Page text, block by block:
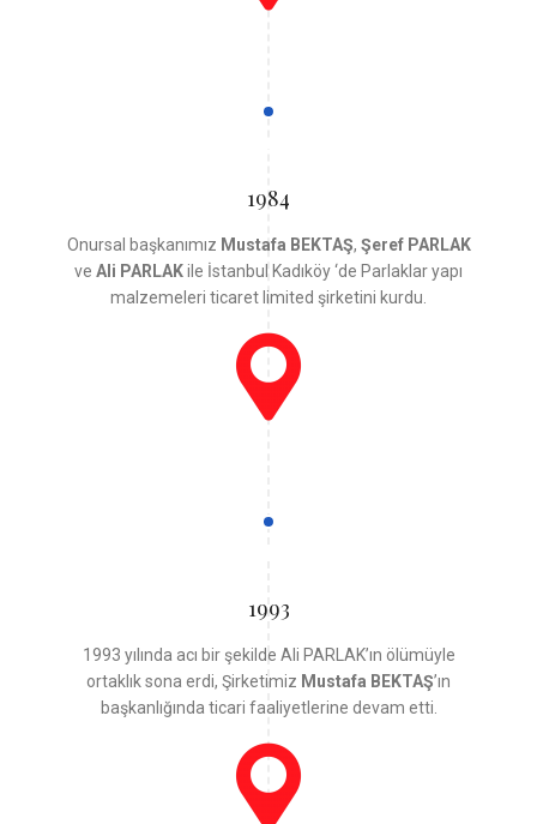
1984
Onursal başkanımız Mustafa BEKTAŞ, Şeref PARLAK
ve Ali PARLAKile İstanbul Kadıköy ‘de Parlaklar yapı
malzemeleri ticaret limited şirketini kurdu.
1993
1993 yılında acı bir şekilde Ali PARLAK’ın ölümüyle
ortaklık sona erdi, Şirketimiz Mustafa BEKTAŞ’ın
başkanlığında ticari faaliyetlerine devam etti.